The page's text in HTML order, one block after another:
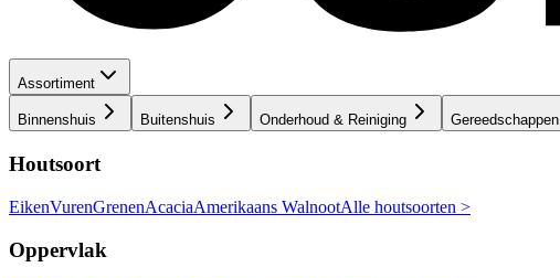
Assortiment
Binnenshuis Buitenshuis Onderhoud & Reiniging Gereedschappen
Houtsoort
EikenVurenGrenenAcaciaAmerikaans WalnootAlle houtsoorten >
Oppervlak